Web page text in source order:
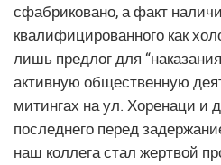
сфабриковано, а факт
квалифицированного как
лишь предлог для
активную общественную
митингах на ул. Хоренаци и
последнего перед
наш коллега стал жертвой